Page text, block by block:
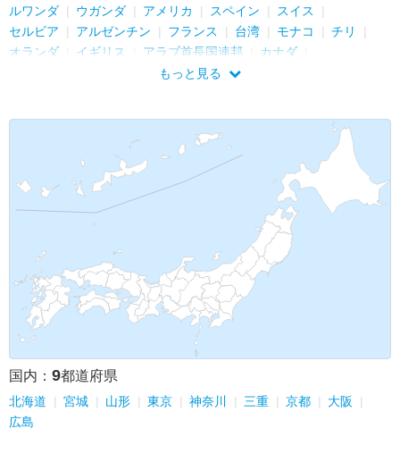
ルワンダ ウガンダ アメリカ スペイン
スイス
セルビア
アルゼンチン フランス 台湾 モナコ
チリ
オランダ
イギリス アラブ首長国連邦
カナダ
もっと見る
国内： 9都道府県
北海道 宮城 山形 東京 神奈川 三重 京都
大阪
広島